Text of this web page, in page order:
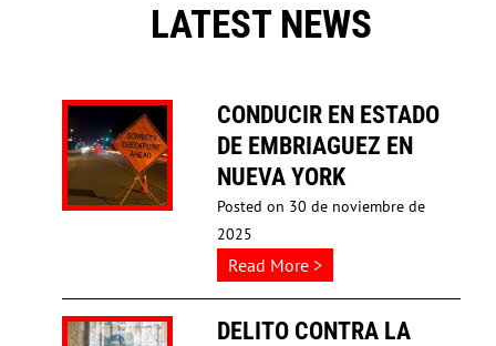
LATEST NEWS
CONDUCIR EN ESTADO
DE EMBRIAGUEZ EN
NUEVA YORK
Posted on 30 de noviembre de
2025
Read More >about
CONDUCIR
EN
DELITO CONTRA LA